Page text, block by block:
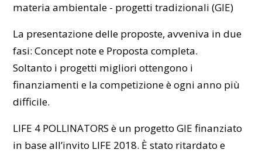
materia ambientale - progetti tradizionali (GIE)
La presentazione delle proposte, avveniva in due
fasi: Concept note e Proposta completa.
Soltanto i progetti migliori ottengono i
finanziamenti e la competizione è ogni anno più
difficile.
LIFE 4 POLLINATORS è un progetto GIE finanziato
in base all’invito LIFE 2018. È stato ritardato e